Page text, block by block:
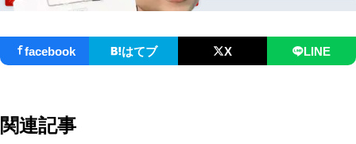
facebook はてブ X LINE
関連記事